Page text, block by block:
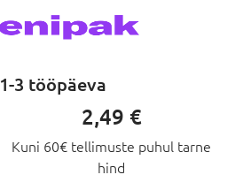
1-3 tööpäeva
2,49 €
Kuni 60€ tellimuste puhul tarne
hind